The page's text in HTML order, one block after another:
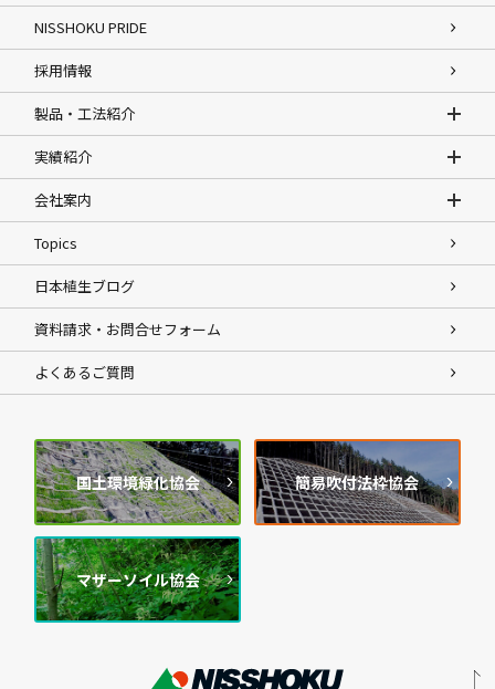
NISSHOKU PRIDE
採用情報
製品・工法紹介
実績紹介
会社案内
Topics
日本植生ブログ
資料請求・お問合せフォーム
よくあるご質問
国土環境緑化協会 簡易吹付法枠協会
マザーソイル協会